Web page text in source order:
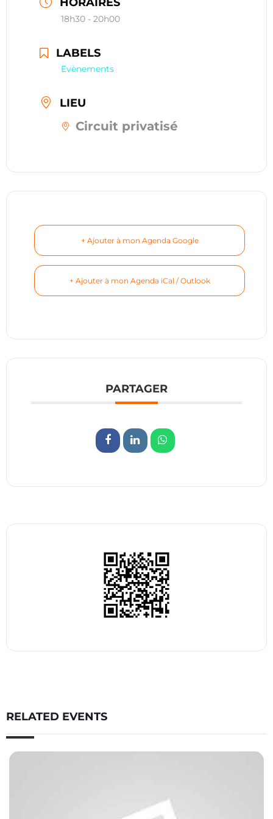
restauration
réserver ma séance
18h30 - 20h00
LABELS
Evènements
LIEU
Circuit privatisé
+ Ajouter à mon Agenda Google
+ Ajouter à mon Agenda iCal / Outlook
PARTAGER
RELATED EVENTS